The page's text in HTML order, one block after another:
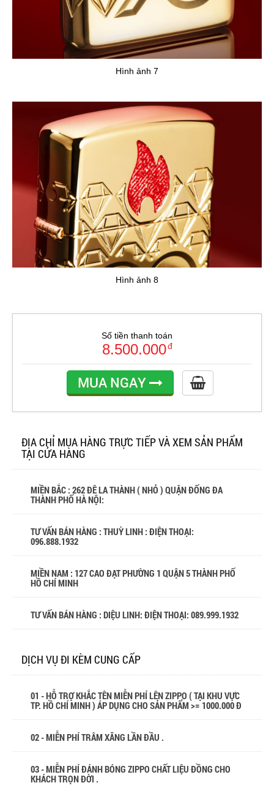
Hình ảnh 7
Hình ảnh 8
Số tiền thanh toán
8.500.000đ
MUA NGAY
ĐỊA CHỈ MUA HÀNG TRỰC TIẾP VÀ XEM SẢN PHẨM
TẠI CỬA HÀNG
MIỀN BẮC : 262 ĐÊ LA THÀNH ( NHỎ ) QUẬN ĐỐNG ĐA
THÀNH PHỐ HÀ NỘI:
TƯ VẤN BÁN HÀNG : THUỲ LINH : ĐIỆN THOẠI:
096.888.1932
MIỀN NAM : 127 CAO ĐẠT PHƯỜNG 1 QUẬN 5 THÀNH PHỐ
HỒ CHÍ MINH
TƯ VẤN BÁN HÀNG : DIỆU LINH: ĐIỆN THOẠI: 089.999.1932
DỊCH VỤ ĐI KÈM CUNG CẤP
01 - HỖ TRỢ KHẮC TÊN MIỄN PHÍ LÊN ZIPPO ( TẠI KHU VỰC
TP. HỒ CHÍ MINH ) ÁP DỤNG CHO SẢN PHẨM >= 1000.000 Đ
02 - MIỄN PHÍ TRÂM XĂNG LẦN ĐẦU .
03 - MIỄN PHÍ ĐÁNH BÓNG ZIPPO CHẤT LIỆU ĐỒNG CHO
KHÁCH TRỌN ĐỜI .